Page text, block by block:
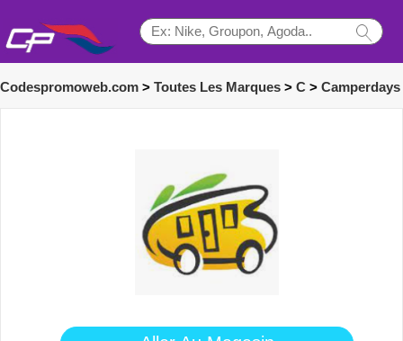
Codespromoweb.com > Toutes Les Marques > C > Camperdays